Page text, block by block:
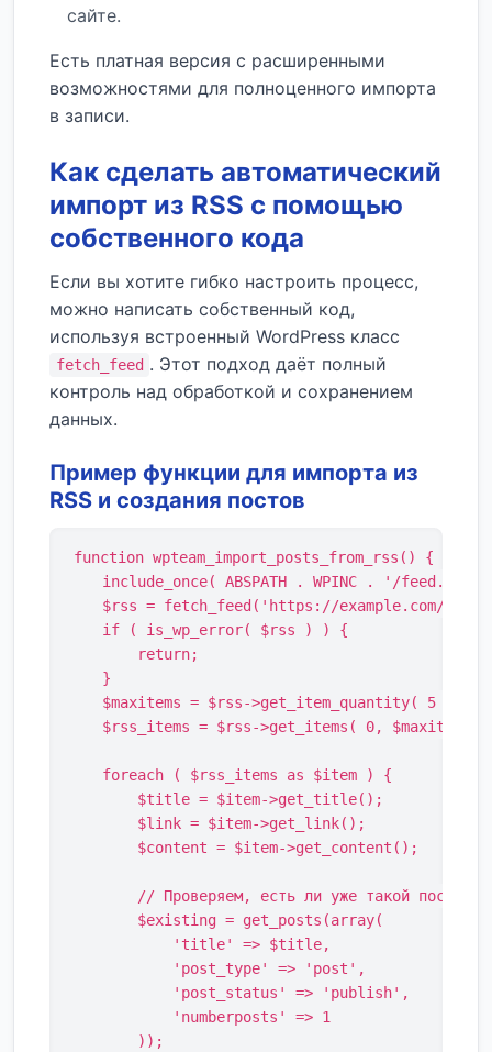
сайте.
Есть платная версия с расширенными
возможностями для полноценного импорта
в записи.
Как сделать автоматический
импорт из RSS с помощью
собственного кода
Если вы хотите гибко настроить процесс,
можно написать собственный код,
используя встроенный WordPress класс
fetch_feed . Этот подход даёт полный
контроль над обработкой и сохранением
данных.
Пример функции для импорта из
RSS и создания постов
function wpteam_import_posts_from_rss() {
include_once( ABSPATH . WPINC . '/feed.php'
$rss = fetch_feed('https://example.com/
    if ( is_wp_error( $rss ) ) {
        return;
    }
$maxitems = $rss->get_item_quantity( 5 );
$rss_items = $rss->get_items( 0, $maxitems
    foreach ( $rss_items as $item ) {
        $title = $item->get_title();
        $link = $item->get_link();
        $content = $item->get_content();
// Проверяем, есть ли уже такой пост,
        $existing = get_posts(array(
            'title' => $title,
            'post_type' => 'post',
            'post_status' => 'publish',
            'numberposts' => 1
        ));